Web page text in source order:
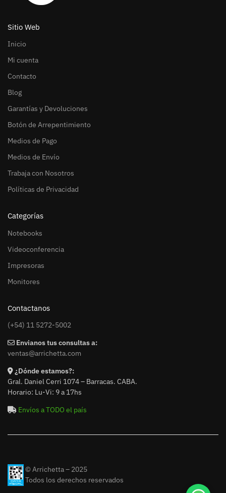
Sitio Web
Inicio
Mi cuenta
Contacto
Blog
Garantías y Devoluciones
Botón de Arrepentimiento
Medios de Pago
Medios de Envío
Trabaja con Nosotros
Políticas de Privacidad
Categorías
Notebooks
Videoconferencia
Impresoras
Monitores
Contactanos
(+54) 11 5272-5002
Envianos tus consultas a:
ventas@arrichetta.com
¿Dónde estamos?:
Gral. Daniel Cerri 1074 – Barracas. CABA.
Horario: Lu-Vi: 9 a 17hs
Envíos a TODO el país
© Arrichetta – 2025
Todos los derechos reservados